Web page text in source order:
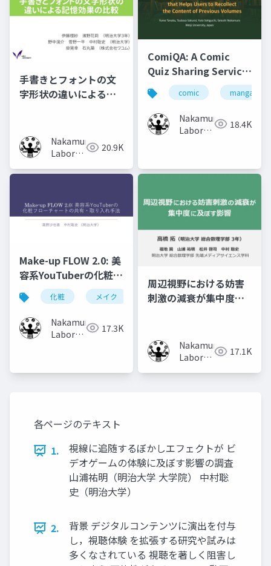
手書きとフォントの文
字形状の違いによる記
Nakamura
Laboratory
University)
20.9K
ComiQA: A Comic
Quiz Sharing Service
that Helps Users to
Recollect the
Content of Previous
Volumes
comic manga
Nakamura
Laboratory 18.4K
Make-up FLOW 2.0: 美
容系YouTuberの化粧フ
ローチャートの共有・
取り入れ手法
化粧 メイク 化粧工程 フローチャート
Nakamura
Laboratory 17.3K
周辺視野における妨害
刺激の減衰が集中度に
Nakamura
Laboratory 17.1K
各ページのテキスト
1.
視線に追随するぼかしエフェクトが ビ
デオゲームの体験に及ぼす影響の調査
山浦祐明（明治大学 大学院） 中村聡
史（明治大学）
2.
背景 デジタルコンテンツに演出を付与
し，視聴体験 を拡張する研究や試みは
多くなされている 視聴を著しく阻害し